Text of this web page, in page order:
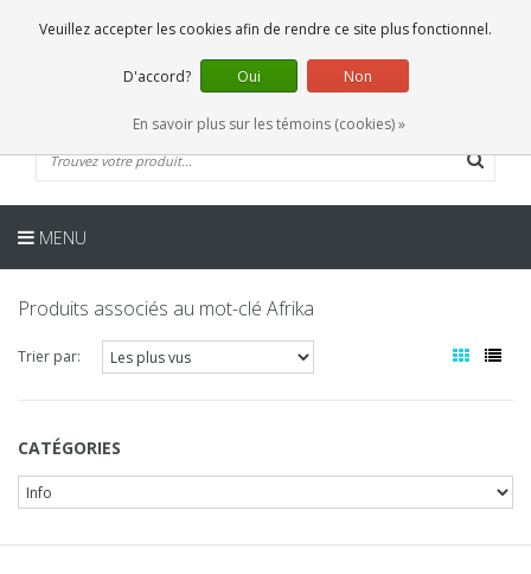
0 Articles
FR
MENU
Produits associés au mot-clé Afrika
Trier par:
CATÉGORIES
Veuillez accepter les cookies afin de rendre ce site plus fonctionnel.
D'accord? Oui Non
En savoir plus sur les témoins (cookies) »